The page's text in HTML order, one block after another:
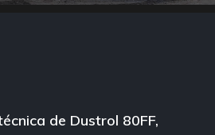
de Dustrol 80FF,